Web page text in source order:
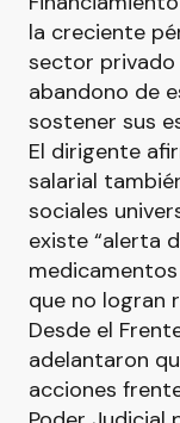
la creciente
sector privado
abandono de
sostener sus
El dirigente
salarial
sociales
existe “alerta
que no logran
Desde el
adelantaron
acciones